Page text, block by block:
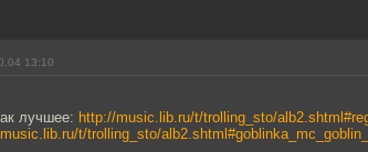
13:10
лучшее: http://music.lib.ru/t/trolling_sto/
t/trolling_sto/